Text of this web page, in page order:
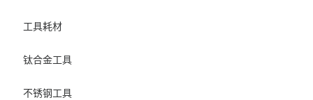
工具耗材
钛合金工具
不锈钢工具